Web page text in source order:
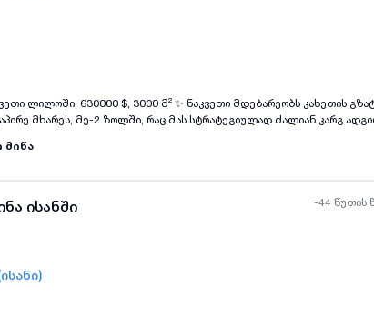
მ² ✨ ნაკვეთი მდებარეობს კახეთის გზატკეცილზე,
მხარეს, მე-2 ზოლში, რაც მას სტრატეგიულად ძალიან კარგ
სასაწყობე ფართების წინა სამშენებლო ნებართვით (გაპით) • 📍
მიწა
-44 წუთის
ისანში